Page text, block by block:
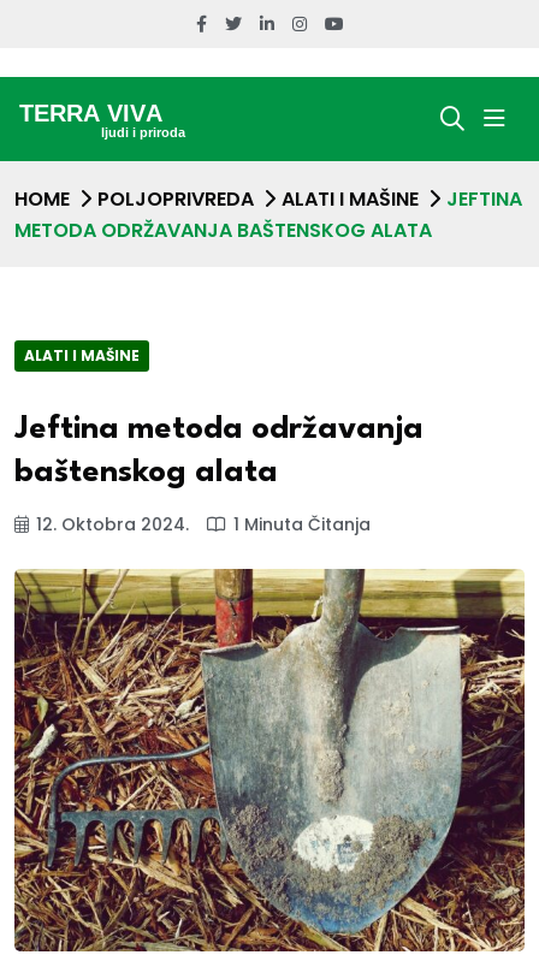
HOME POLJOPRIVREDA ALATI I MAŠINE
JEFTINA
METODA ODRŽAVANJA BAŠTENSKOG ALATA
ALATI I MAŠINE
Jeftina metoda održavanja
baštenskog alata
12. Oktobra 2024. 1 Minuta Čitanja